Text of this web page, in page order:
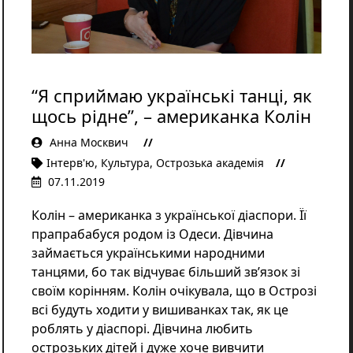
Освіта
Події
Спорт
Розслідування
Фото/Відеo
Репортажі
“Я сприймаю українські танці, як
щось рідне”, – американка Колін
Анна Москвич
Інтерв'ю, Культура, Острозька академія
07.11.2019
Колін – американка з української діаспори. Її
прапрабабуся родом із Одеси. Дівчина
займається українськими народними
танцями, бо так відчуває більший зв’язок зі
своїм корінням. Колін очікувала, що в Острозі
всі будуть ходити у вишиванках так, як це
роблять у діаспорі. Дівчина любить
острозьких дітей і дуже хоче вивчити